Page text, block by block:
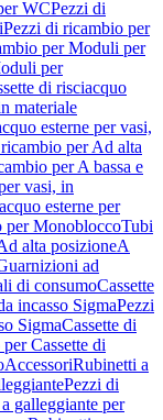
WCPezzi di
Pezzi di ricambio per
per Moduli per
per
di risciacquo
materiale
esterne per vasi,
per Ad alta
per A bassa e
vasi, in
esterne per
per MonobloccoTubi
alta posizioneA
ad
di consumoCassette
incasso SigmaPezzi
SigmaCassette di
Cassette di
AccessoriRubinetti a
Pezzi di
galleggiante per